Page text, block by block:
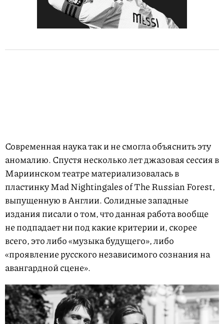
Современная наука так и не смогла объяснить эту
аномалию. Спустя несколько лет джазовая сессия в
Мариинском театре материализовалась в
пластинку Mad Nightingales of The Russian Forest,
выпущенную в Англии. Солидные западные
издания писали о том, что данная работа вообще
не подпадает ни под какие критерии и, скорее
всего, это либо «музыка будущего», либо
«проявление русского независимого сознания на
авангардной сцене».